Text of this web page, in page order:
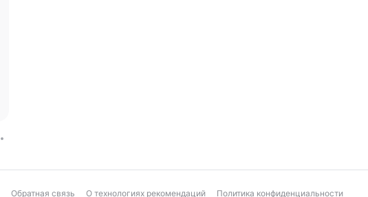
Обратная связь О технологиях рекомендаций Политика конфиденциальности